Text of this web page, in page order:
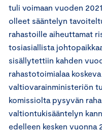
tuli voimaan vuoden
olleet sääntelyn
rahastoille aiheuttamat
tosiasiallista
sisällytettiin kahden
rahastotoimialaa
valtiovarainministeriön
komissiolta pysyvän
valtiontukisääntelyn
edelleen kesken vuonna